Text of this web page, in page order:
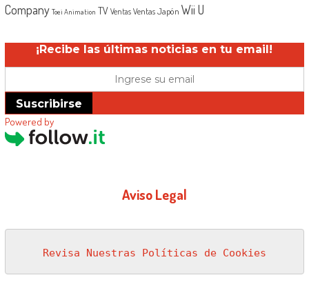
Company Toei Animation TV Ventas Ventas Japón Wii U
¡Recibe las últimas noticias en tu email!
Suscribirse
Powered by
Aviso Legal
Revisa Nuestras Políticas de Cookies